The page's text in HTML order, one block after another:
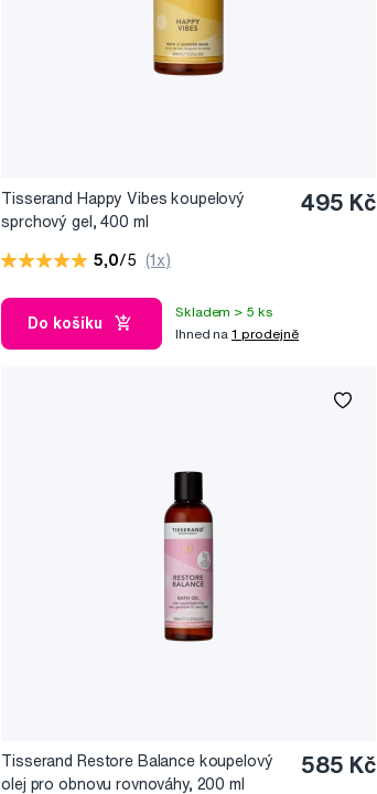
Tisserand Happy Vibes koupelový
sprchový gel, 400 ml
495 Kč
5,0/5 (1x)
Do košíku
Skladem > 5 ks
Ihned na1 prodejně
Tisserand Restore Balance koupelový
olej pro obnovu rovnováhy, 200 ml
585 Kč